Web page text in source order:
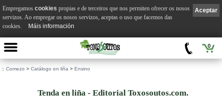
0
:: Comezo > Catálogo en liña > Ensino
Tenda en liña - Editorial Toxosoutos.com.
Aceptar
Empregamos cookies propias e de terceiros que nos permiten ofrecer os nosos
servizos. Ao empregar os nosos servizos, aceptas o uso que facemos das
cookies.
Máis información